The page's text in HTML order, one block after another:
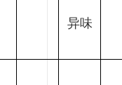
异味